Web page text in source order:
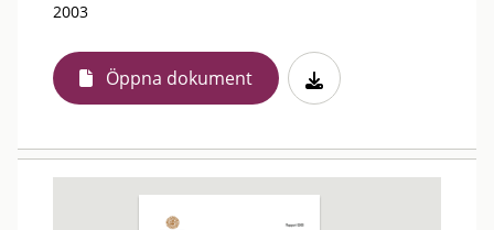
2003
Öppna dokument